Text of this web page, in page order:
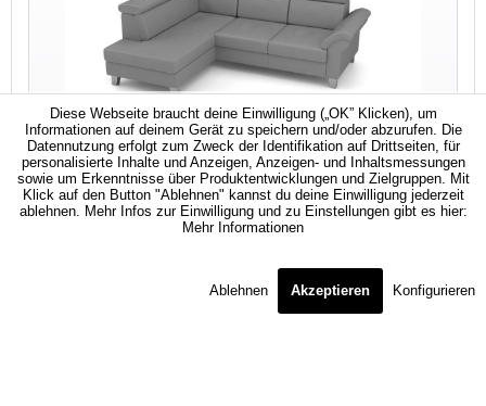
Diese Webseite braucht deine Einwilligung („OK” Klicken), um
Informationen auf deinem Gerät zu speichern und/oder abzurufen. Die
Datennutzung erfolgt zum Zweck der Identifikation auf Drittseiten, für
personalisierte Inhalte und Anzeigen, Anzeigen- und Inhaltsmessungen
sowie um Erkenntnisse über Produktentwicklungen und Zielgruppen. Mit
Klick auf den Button "Ablehnen" kannst du deine Einwilligung jederzeit
ablehnen. Mehr Infos zur Einwilligung und zu Einstellungen gibt es hier:
Mehr Informationen
Ablehnen Akzeptieren Konfigurieren